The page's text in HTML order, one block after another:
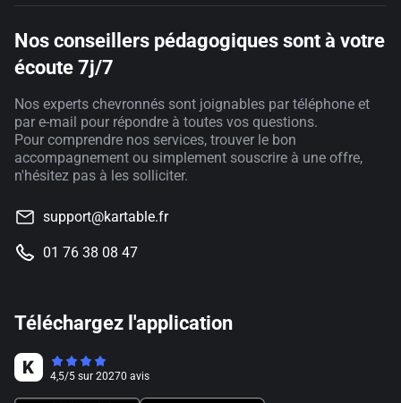
Nos conseillers pédagogiques sont à votre
écoute 7j/7
Nos experts chevronnés sont joignables par téléphone et
par e-mail pour répondre à toutes vos questions.
Pour comprendre nos services, trouver le bon
accompagnement ou simplement souscrire à une offre,
n'hésitez pas à les solliciter.
support@kartable.fr
01 76 38 08 47
Téléchargez l'application
4,5/5 sur 20270 avis